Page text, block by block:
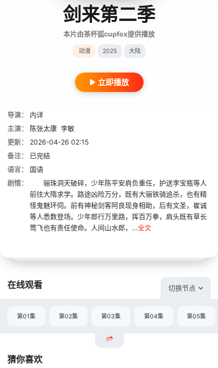
剑来第二季
本片由茶杯狐cupfox提供播放
动漫 2025 大陆
立即播放
导演：
内详
主演：
陈张太康 李敏
更新：
2026-04-26 02:15
备注：
已完结
语言：
国语
剧情：
骊珠洞天破碎，少年陈平安肩负重任，护送李宝瓶等人
前往大隋求学。路途凶险万分，既有大骊铁骑追杀，也有精
怪鬼魅环伺。前有神秘剑客阿良现身相助，后有文圣，崔诚
等人悉数登场。少年郎行万里路，挥百万拳，肩头既有草长
莺飞也有责任使命。人间山水郎，...全文
在线观看 切换节点
第01集 第02集 第03集 第04集 第05集
猜你喜欢